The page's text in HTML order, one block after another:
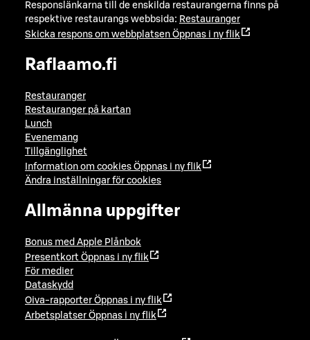
Responslänkarna till de enskilda restaurangerna finns på
respektive restaurangs webbsida: Restauranger
Skicka respons om webbplatsen Öppnas i ny flik
Raflaamo.fi
Restauranger
Restauranger på kartan
Lunch
Evenemang
Tillgänglighet
Information om cookies Öppnas i ny flik
Ändra inställningar för cookies
Allmänna uppgifter
Bonus med Apple Plånbok
Presentkort Öppnas i ny flik
För medier
Dataskydd
Oiva-rapporter Öppnas i ny flik
Arbetsplatser Öppnas i ny flik